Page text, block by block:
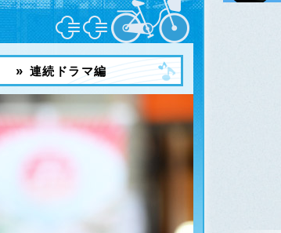
» 連続ドラマ編